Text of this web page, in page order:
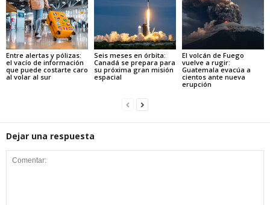
Entre alertas y pólizas:
el vacío de información
que puede costarte caro
al volar al sur
Seis meses en órbita:
Canadá se prepara para
su próxima gran misión
espacial
El volcán de Fuego
vuelve a rugir:
Guatemala evacúa a
cientos ante nueva
erupción
Dejar una respuesta